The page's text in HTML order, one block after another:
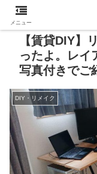
【賃貸DIY】
ったよ。レイ
写真付きでご
DIY・リメイク
メニュー